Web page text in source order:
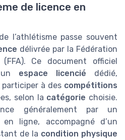
de licence en
l’athlétisme passe souvent
délivrée par la Fédération
(FFA). Ce document officiel
un espace licencié dédié,
à des compétitions
selon la catégorie choisie.
généralement par un
en ligne, accompagné d’un
de la condition physique